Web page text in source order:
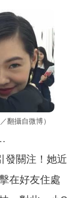
翻攝自微博）
發關注！她近
在好友住處